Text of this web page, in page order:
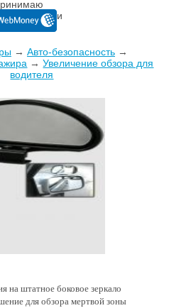
→ Авто-безопасность→
→Увеличение обзора для
водителя
на штатное боковое зеркало
для обзора мертвой зоны